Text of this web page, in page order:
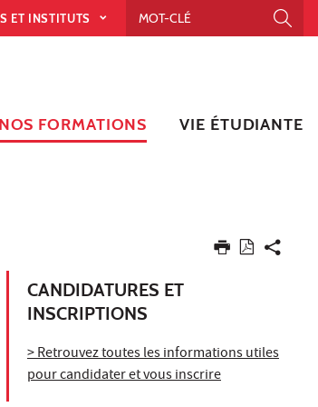
ET INSTITUTS
NOS FORMATIONS VIE ÉTUDIANTE
CANDIDATURES ET
INSCRIPTIONS
> Retrouvez toutes les informations utiles
pour candidater et vous inscrire